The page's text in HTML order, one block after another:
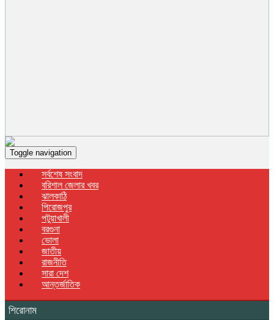
Toggle navigation
সর্বশেষ সংবাদ
বরিশাল জেলার খবর
ঝালকাঠি
পিরোজপুর
পটুয়াখালী
বরগুনা
ভোলা
জাতীয়
রাজনীতি
সারা দেশ
আন্তর্জাতিক
শিরোনাম